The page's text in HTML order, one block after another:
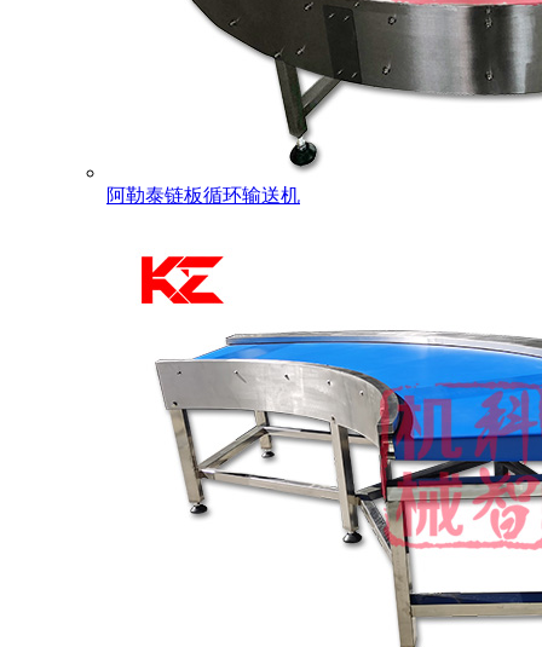
阿勒泰链板循环输送机